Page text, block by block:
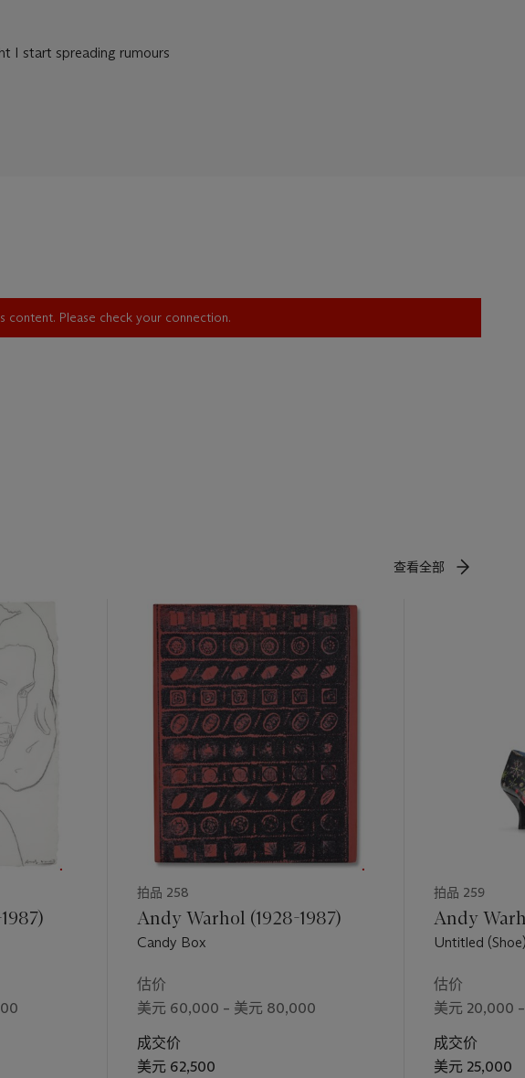
I start spreading rumours
content. Please check your connection.
查看全部
拍品 258
Andy Warhol (1928-1987)
Candy Box
估价
美元 60,000 – 美元 80,000
成交价
美元 62,500
拍品 259
Andy
Untitled
估价
美元 20,000
成交价
美元 25,000